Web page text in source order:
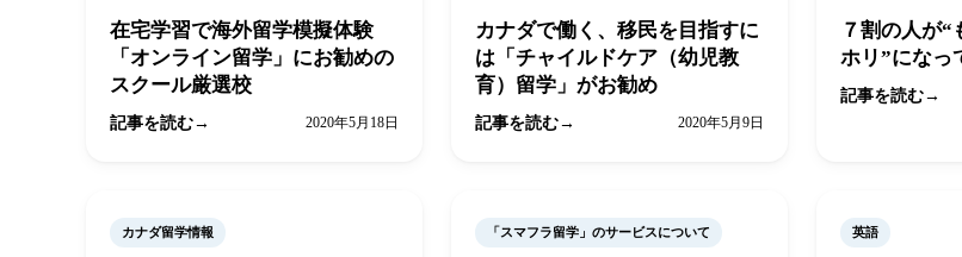
在宅学習で海外留学模擬体験
「オンライン留学」にお勧めの
スクール厳選校
記事を読む 2020年5月18日
カナダで働く、移民を目指すに
は「チャイルドケア（幼児教
育）留学」がお勧め
記事を読む 2020年5月9日
７割の人が“
ホリ”になっ
記事を読む
カナダ留学情報 「スマフラ留学」のサービスについて 英語